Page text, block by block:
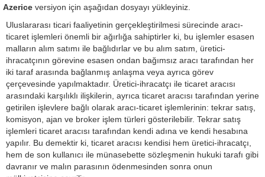
Azerice versiyon için aşağıdan dosyayı yükleyiniz.
Uluslararası ticari faaliyetinin gerçekleştirilmesi sürecinde aracı-
ticaret işlemleri önemli bir ağırlığa sahiptirler ki, bu işlemler esasen
malların alım satımı ile bağlıdırlar ve bu alım satım, üretici-
ihracatçının görevine esasen ondan bağımsız aracı tarafından her
iki taraf arasında bağlanmış anlaşma veya ayrıca görev
çerçevesinde yapılmaktadır. Üretici-ihracatçı ile ticaret aracısı
arasındaki karşılıklı ilişkilerin, ayrıca ticaret aracısı tarafından yerine
getirilen işlevlere bağlı olarak aracı-ticaret işlemlerinin: tekrar satış,
komisyon, ajan ve broker işlem türleri gösterilebilir. Tekrar satış
işlemleri ticaret aracısı tarafından kendi adına ve kendi hesabına
yapılır. Bu demektir ki, ticaret aracısı kendisi hem üretici-ihracatçı,
hem de son kullanıcı ile münasebette sözleşmenin hukuki tarafı gibi
davranır ve malın parasının ödenmesinden sonra onun